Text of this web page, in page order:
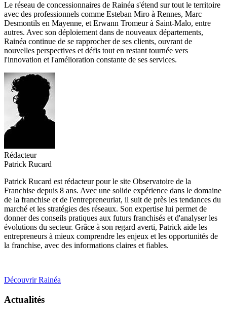
Le réseau de concessionnaires de Rainéa s'étend sur tout le territoire
avec des professionnels comme Esteban Miro à Rennes, Marc
Desmontils en Mayenne, et Erwann Tromeur à Saint-Malo, entre
autres. Avec son déploiement dans de nouveaux départements,
Rainéa continue de se rapprocher de ses clients, ouvrant de
nouvelles perspectives et défis tout en restant tournée vers
l'innovation et l'amélioration constante de ses services.
Rédacteur
Patrick Rucard
Patrick Rucard est rédacteur pour le site Observatoire de la
Franchise depuis 8 ans. Avec une solide expérience dans le domaine
de la franchise et de l'entrepreneuriat, il suit de près les tendances du
marché et les stratégies des réseaux. Son expertise lui permet de
donner des conseils pratiques aux futurs franchisés et d'analyser les
évolutions du secteur. Grâce à son regard averti, Patrick aide les
entrepreneurs à mieux comprendre les enjeux et les opportunités de
la franchise, avec des informations claires et fiables.
Découvrir Rainéa
Actualités